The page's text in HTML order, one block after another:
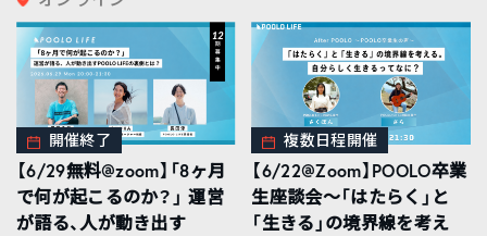
開催終了
【6/29無料@zoom】「8ヶ月
で何が起こるのか？」 運営
が語る、人が動き出す
複数日程開催
【6/22@Zoom】POOLO卒業
生座談会〜「はたらく」と
「生きる」の境界線を考え